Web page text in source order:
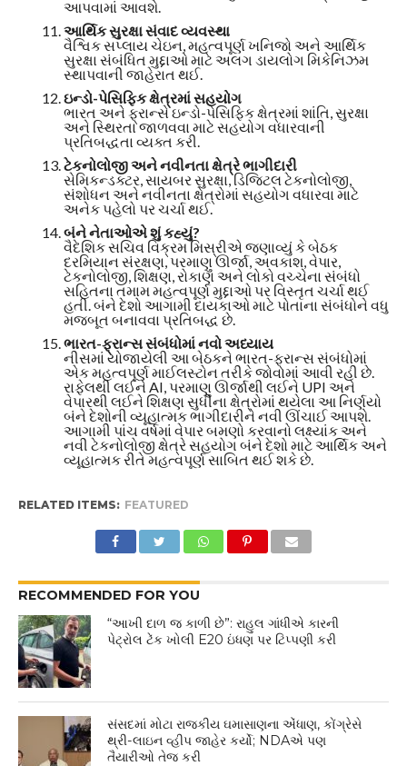
આપવામાં આવશે.
આર્થિક સુરક્ષા સંવાદ વ્યવસ્થા
વૈશ્વિક સપ્લાય ચેઇન, મહત્વપૂર્ણ ખનિજો અને આર્થિક
સુરક્ષા સંબંધિત મુદ્દાઓ માટે અલગ ડાયલોગ મિકેનિઝમ
સ્થાપવાની જાહેરાત થઈ.
ઇન્ડો-પેસિફિક ક્ષેત્રમાં સહયોગ
ભારત અને ફ્રાન્સે ઇન્ડો-પેસિફિક ક્ષેત્રમાં શાંતિ, સુરક્ષા
અને સ્થિરતા જાળવવા માટે સહયોગ વધારવાની
પ્રતિબદ્ધતા વ્યક્ત કરી.
ટેકનોલોજી અને નવીનતા ક્ષેત્રે ભાગીદારી
સેમિકન્ડક્ટર, સાયબર સુરક્ષા, ડિજિટલ ટેકનોલોજી,
સંશોધન અને નવીનતા ક્ષેત્રોમાં સહયોગ વધારવા માટે
અનેક પહેલો પર ચર્ચા થઈ.
બંને નેતાઓએ શું કહ્યું?
વૈદેશિક સચિવ વિક્રમ મિસ્રીએ જણાવ્યું કે બેઠક
દરમિયાન સંરક્ષણ, પરમાણુ ઊર્જા, અવકાશ, વેપાર,
ટેકનોલોજી, શિક્ષણ, રોકાણ અને લોકો વચ્ચેના સંબંધો
સહિતના તમામ મહત્વપૂર્ણ મુદ્દાઓ પર વિસ્તૃત ચર્ચા થઈ
હતી. બંને દેશો આગામી દાયકાઓ માટે પોતાના સંબંધોને વધુ
મજબૂત બનાવવા પ્રતિબદ્ધ છે.
ભારત-ફ્રાન્સ સંબંધોમાં નવો અધ્યાય
નીસમાં યોજાયેલી આ બેઠકને ભારત-ફ્રાન્સ સંબંધોમાં
એક મહત્વપૂર્ણ માઈલસ્ટોન તરીકે જોવામાં આવી રહી છે.
રાફેલથી લઈને AI, પરમાણુ ઊર્જાથી લઈને UPI અને
વેપારથી લઈને શિક્ષણ સુધીના ક્ષેત્રોમાં થયેલા આ નિર્ણયો
બંને દેશોની વ્યૂહાત્મક ભાગીદારીને નવી ઊંચાઈ આપશે.
આગામી પાંચ વર્ષમાં વેપાર બમણો કરવાનો લક્ષ્યાંક અને
નવી ટેકનોલોજી ક્ષેત્રે સહયોગ બંને દેશો માટે આર્થિક અને
વ્યૂહાત્મક રીતે મહત્વપૂર્ણ સાબિત થઈ શકે છે.
RELATED ITEMS: FEATURED
RECOMMENDED FOR YOU
“આખી દાળ જ કાળી છે”: રાહુલ ગાંધીએ કારની
પેટ્રોલ ટેંક ખોલી E20 ઇંધણ પર ટિપ્પણી કરી
સંસદમાં મોટા રાજકીય ઘમાસાણના એંધાણ, કોંગ્રેસે
થ્રી-લાઇન વ્હીપ જાહેર કર્યો; NDAએ પણ
તૈયારીઓ તેજ કરી